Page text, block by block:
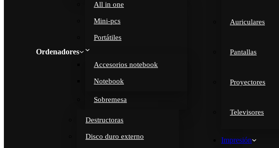
Ordenadores
All in one
Mini-pcs
Portátiles
Accesorios notebook
Notebook
Sobremesa
Destructoras
Disco duro externo
Auriculares
Pantallas
Proyectores
Televisores
Impresión